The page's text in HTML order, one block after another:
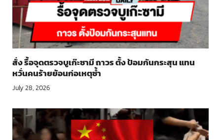
สั่ง รื้อจุดตรวจบูเก๊ะซามี ถาวร ตั้ง ป้อมกันกระสุน แทน
หวั่นคนร้ายย้อนก่อเหตุซ้ำ
July 28, 2026